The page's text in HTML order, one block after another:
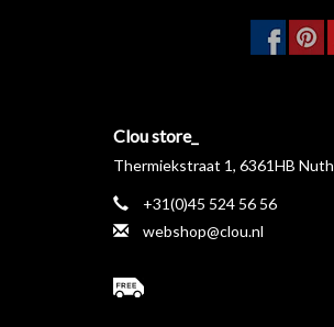
Clou store_
Thermiekstraat 1, 6361HB Nuth
+31(0)45 524 56 56
webshop@clou.nl